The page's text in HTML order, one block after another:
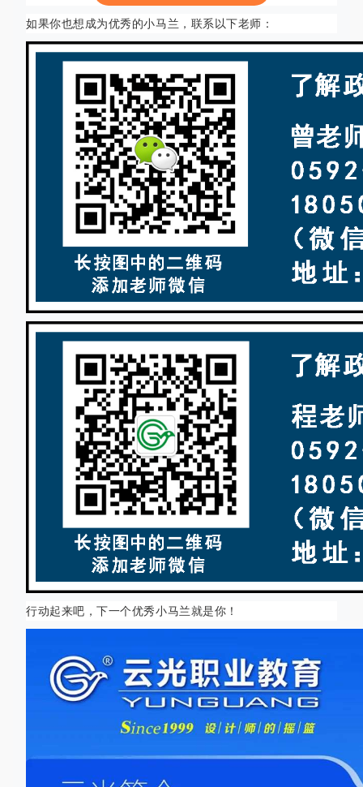
如果你也想成为优秀的小马兰，联系以下老师：
行动起来吧，下一个优秀小马兰就是你！